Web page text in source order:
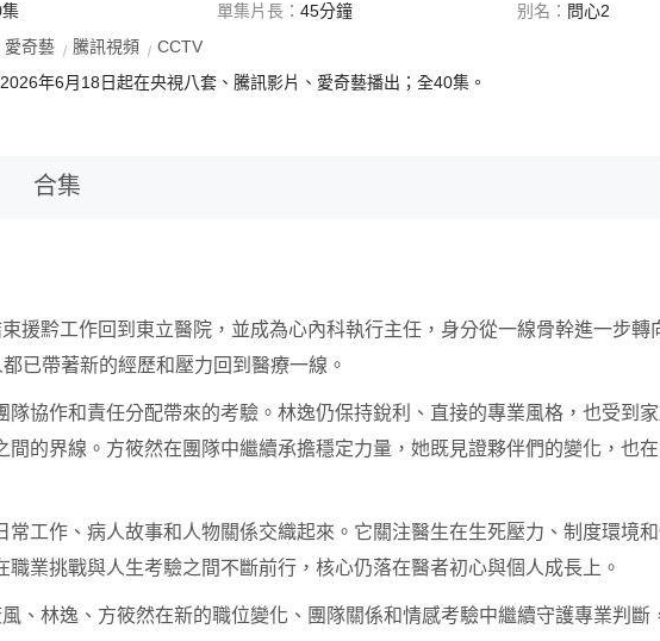
單集片長： 45分鐘 别名： 問心2
愛奇藝 騰訊視頻
CCTV
2026年6月18日起在央視八套、騰訊影片、愛奇藝播出；全40集。
合集
援黔工作回到東立醫院，並成為心內科執行主任，身分從一線骨幹進一步
已帶著新的經歷和壓力回到醫療一線。
協作和責任分配帶來的考驗。林逸仍保持銳利、直接的專業風格，也受到
的界線。方筱然在團隊中繼續承擔穩定力量，她既見證夥伴們的變化，也
工作、病人故事和人物關係交織起來。它關注醫生在生死壓力、制度環境
業挑戰與人生考驗之間不斷前行，核心仍落在醫者初心與個人成長上。
、林逸、方筱然在新的職位變化、團隊關係和情感考驗中繼續守護專業判